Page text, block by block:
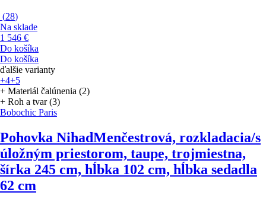
(28)
Na sklade
1 546 €
Do košíka
Do košíka
ďalšie varianty
+4+5
+ Materiál čalúnenia (2)
+ Roh a tvar (3)
Bobochic Paris
Pohovka NihadMenčestrová, rozkladacia/s
úložným priestorom, taupe, trojmiestna,
šírka 245 cm, hĺbka 102 cm, hĺbka sedadla
62 cm